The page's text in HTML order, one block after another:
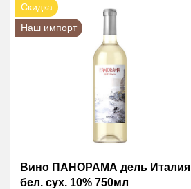
Скидка
Наш импорт
Вино ПАНОРАМА дель Италия
бел. сух. 10% 750мл